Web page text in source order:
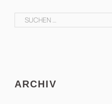
Suchen
nach:
ARCHIV